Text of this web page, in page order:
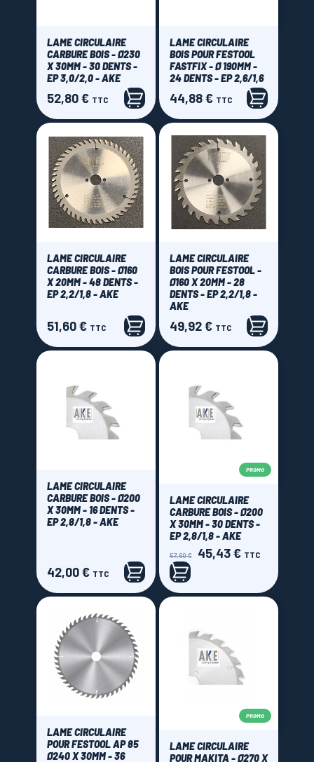
LAME CIRCULAIRE
CARBURE BOIS - Ø230
X 30MM - 30 DENTS -
EP 3,0/2,0 - AKE
Prix
52,80 € TTC
LAME CIRCULAIRE
BOIS POUR FESTOOL
FASTFIX - Ø 190MM -
24 DENTS - EP 2,6/1,6
Prix
44,88 € TTC
LAME CIRCULAIRE
CARBURE BOIS - Ø160
X 20MM - 48 DENTS -
EP 2,2/1,8 - AKE
Prix
51,60 € TTC
LAME CIRCULAIRE
BOIS POUR FESTOOL -
Ø160 X 20MM - 28
DENTS - EP 2,2/1,8 -
AKE
Prix
49,92 € TTC
LAME CIRCULAIRE
CARBURE BOIS - Ø200
X 30MM - 16 DENTS -
EP 2,8/1,8 - AKE
Prix
42,00 € TTC
PROMO
LAME CIRCULAIRE
CARBURE BOIS - Ø200
X 30MM - 30 DENTS -
EP 2,8/1,8 - AKE
Prix
de
base
57,60 € Prix
45,43 € TTC
LAME CIRCULAIRE
POUR FESTOOL AP 85
Ø240 X 30MM - 36
PROMO
LAME CIRCULAIRE
POUR MAKITA - Ø270 X